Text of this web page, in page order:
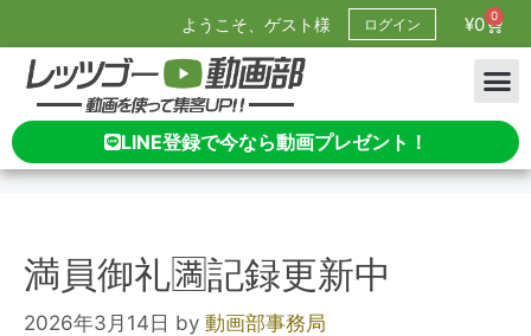
ようこそ、ゲスト様 ログイン ¥0 0
LINE登録で今なら動画プレゼント！
満員御礼🈵記録更新中
2026年3月14日 by 動画部事務局